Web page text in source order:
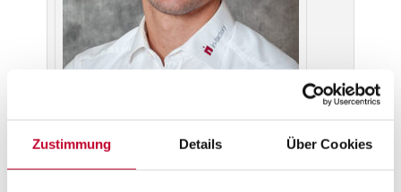
Zustimmung Details Über Cookies